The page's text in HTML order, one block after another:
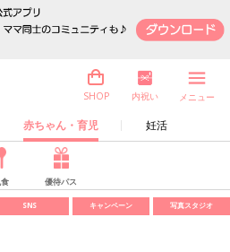
赤ちゃん・育児 妊活
SHOP 内祝い メニュー
優待パス
SNS キャンペーン 写真スタジオ